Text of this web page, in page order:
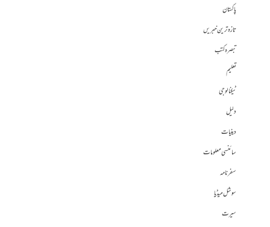
پاکستان
تازہ ترین خبریں
تبصرہ کتب
تعلیم
ٹیکنالوجی
دلیل
دینیات
سائنسی معلومات
سفرنامہ
سوشل میڈیا
سیرت